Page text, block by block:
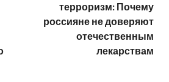
терроризм: Почему
россияне не доверяют
отечественным
лекарствам